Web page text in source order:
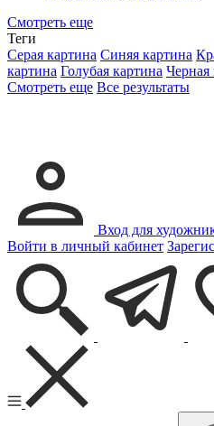
Смотреть еще
Теги
Серая картина Синяя картина
картина Голубая картина Черная
Смотреть еще Все результаты
Вход для
Войти в личный кабинет